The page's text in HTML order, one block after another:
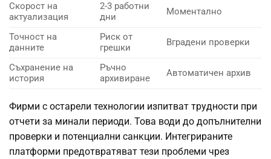
Скорост на
актуализация
2-3 работни
дни
Моментално
Точност на
данните
Риск от
грешки
Вградени проверки
Съхранение на
история
Ръчно
архивиране
Автоматичен архив
Фирми с остарели технологии изпитват трудности при
отчети за минали периоди. Това води до допълнителни
проверки и потенциални санкции. Интегрираните
платформи предотвратяват тези проблеми чрез